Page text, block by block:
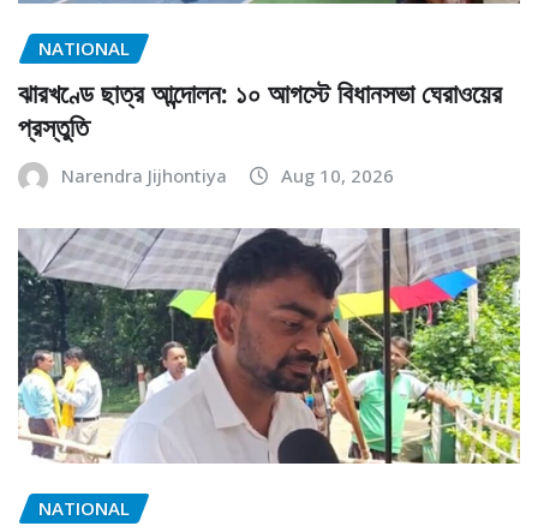
NATIONAL
ঝারখণ্ডে ছাত্র আন্দোলন: ১০ আগস্টে বিধানসভা ঘেরাওয়ের
প্রস্তুতি
Narendra Jijhontiya Aug 10, 2026
NATIONAL